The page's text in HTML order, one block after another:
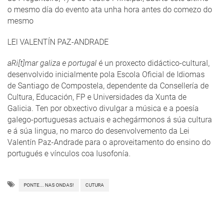
o mesmo día do evento ata unha hora antes do comezo do
mesmo
LEI VALENTÍN PAZ-ANDRADE
aRi[t]mar galiza e portugal é un proxecto didáctico-cultural,
desenvolvido inicialmente pola Escola Oficial de Idiomas
de Santiago de Compostela, dependente da Consellería de
Cultura, Educación, FP e Universidades da Xunta de
Galicia. Ten por obxectivo divulgar a música e a poesía
galego-portuguesas actuais e achegármonos á súa cultura
e á súa lingua, no marco do desenvolvemento da Lei
Valentín Paz-Andrade para o aproveitamento do ensino do
portugués e vínculos coa lusofonía.
PONTE... NAS ONDAS! CUTURA